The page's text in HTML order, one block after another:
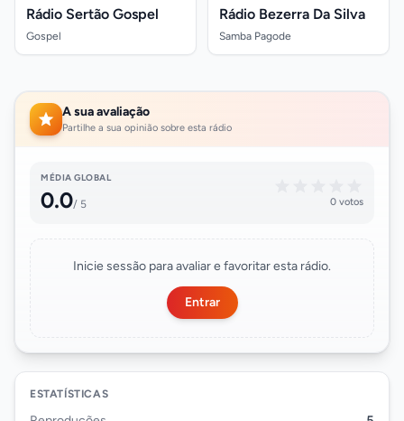
Rádio Sertão Gospel
Gospel
Rádio Bezerra Da Silva
Samba Pagode
A sua avaliação
Partilhe a sua opinião sobre esta rádio
MÉDIA GLOBAL
0.0/ 5 0 votos
Inicie sessão para avaliar e favoritar esta rádio.
Entrar
ESTATÍSTICAS